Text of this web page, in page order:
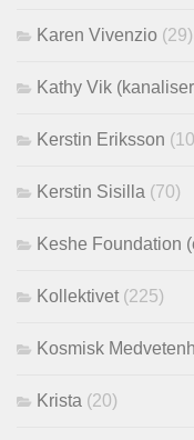
Karen Vivenzio (29)
Kathy Vik
Kerstin Eriksson
Kerstin Sisilla (70)
Keshe Foundation
Kollektivet (225)
Kosmisk
Krista (20)